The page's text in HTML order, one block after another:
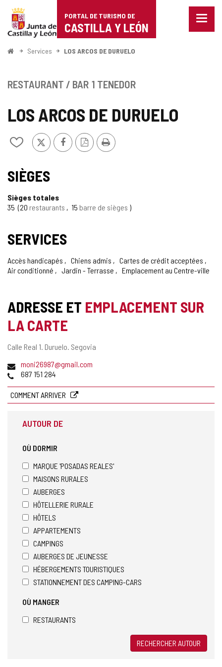
Portal
de
Turismo
Castilla
León
PORTAL DE TURISMO DE
CASTILLA Y LEÓN
Menu
<
Services LOS ARCOS DE DURUELO
LOS ARCOS DE DURUELO
Ajouter/retirer
de
cahiers
X FacebookVersion
PDF
Imprimer
TIPO
RESTAURANT / BAR 1 TENEDOR
SIÈGES
Sièges totales
35 20 restaurants 15 barre de sièges
SERVICES
Accès handicapés Chiens admis
Cartes de crédit acceptées
Air conditionné
Jardin - Terrasse Emplacement au Centre-ville
ADRESSE ET EMPLACEMENT SUR
LA CARTE
Adresse
Calle Real 1. Duruelo. Segovia
Adresse
de
électronique
moni26987@gmail.com
Téléphones
687 151 284
COMMENT ARRIVER
AUTOUR DE
OÙ DORMIR
MARQUE 'POSADAS REALES'
MAISONS RURALES
AUBERGES
HÔTELLERIE RURALE
HÔTELS
APPARTEMENTS
CAMPINGS
AUBERGES DE JEUNESSE
HÉBERGEMENTS TOURISTIQUES
STATIONNEMENT DES CAMPING-CARS
OÙ MANGER
RESTAURANTS
RECHERCHER AUTOUR